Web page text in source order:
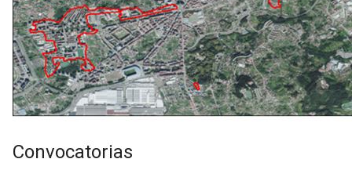
Convocatorias